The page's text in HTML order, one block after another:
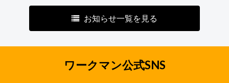
お知らせ一覧を見る
ワークマン公式SNS